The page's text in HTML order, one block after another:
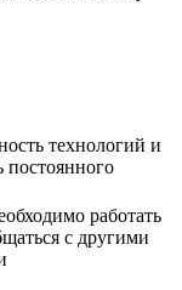
технологий и
постоянного
работать
с другими